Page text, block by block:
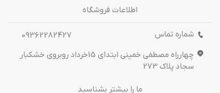
اطلاعات فروشگاه
شماره تماس
09362282427
چهارراه مصطفی خمینی ابتدای 15خرداد روبروی خشکبار
سجاد پلاک 273
ما را بیشتر بشناسید